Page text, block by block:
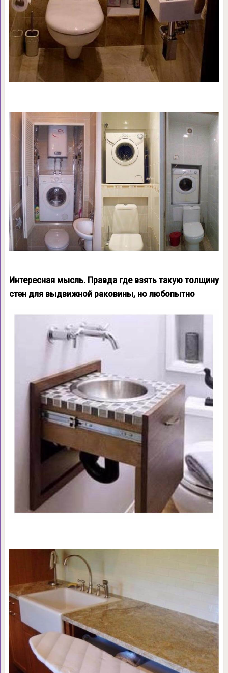
Интересная мысль. Правда где взять такую толщину
стен для выдвижной раковины, но любопытно